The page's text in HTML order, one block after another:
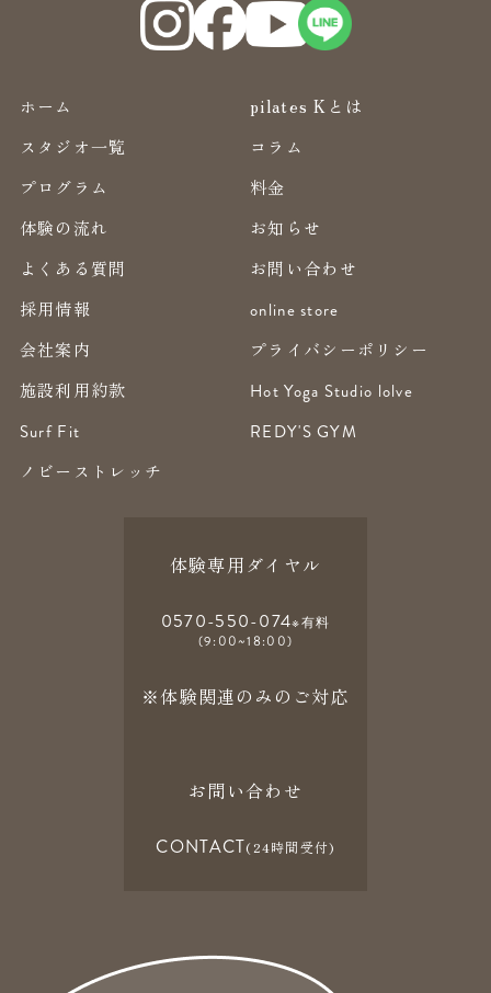
ホーム
pilates Kとは
スタジオ一覧
コラム
プログラム
料金
体験の流れ
お知らせ
よくある質問
お問い合わせ
採用情報
online store
会社案内
プライバシーポリシー
施設利用約款
Hot Yoga Studio lolve
Surf Fit
REDY'S GYM
ノビーストレッチ
体験専用ダイヤル
0570-550-074※有料
(9:00~18:00)
※体験関連のみのご対応
お問い合わせ
CONTACT(24時間受付)